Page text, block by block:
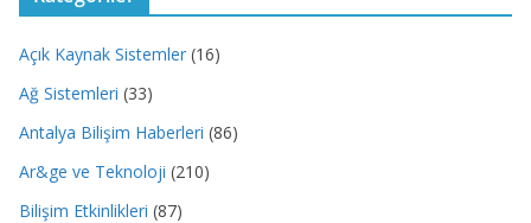
Açık Kaynak Sistemler (16)
Ağ Sistemleri (33)
Antalya Bilişim Haberleri (86)
Ar&ge ve Teknoloji (210)
Bilişim Etkinlikleri (87)